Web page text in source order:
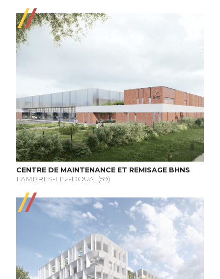
CENTRE DE MAINTENANCE ET REMISAGE BHNS
LAMBRES-LEZ-DOUAI (59)